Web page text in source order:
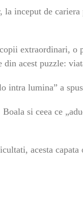
inceput de
extraordinari, o
acest puzzle:
intra lumina” a
si ceea ce
acesta capata